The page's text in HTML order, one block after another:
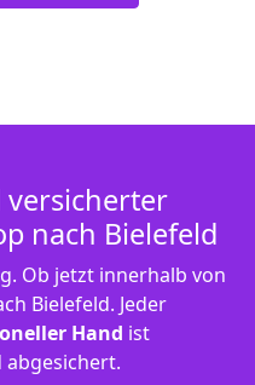
versicherter
nach Bielefeld
Ob jetzt innerhalb von
Bielefeld. Jeder
Hand ist
abgesichert.